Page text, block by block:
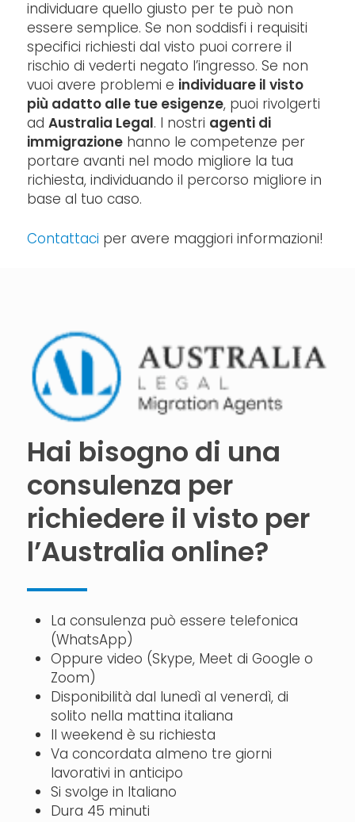
individuare quello giusto per te può non
essere semplice. Se non soddisfi i requisiti
specifici richiesti dal visto puoi correre il
rischio di vederti negato l’ingresso. Se non
vuoi avere problemi e individuare il visto
più adatto alle tue esigenze, puoi rivolgerti
adAustralia Legal. I nostri agenti di
immigrazione hanno le competenze per
portare avanti nel modo migliore la tua
richiesta, individuando il percorso migliore in
base al tuo caso.
Contattaci per avere maggiori informazioni!
Hai bisogno di una
consulenza per
richiedere il visto per
l’Australia online?
La consulenza può essere telefonica
(WhatsApp)
Oppure video (Skype, Meet di Google o
Zoom)
Disponibilità dal lunedì al venerdì, di
solito nella mattina italiana
Il weekend è su richiesta
Va concordata almeno tre giorni
lavorativi in anticipo
Si svolge in Italiano
Dura 45 minuti